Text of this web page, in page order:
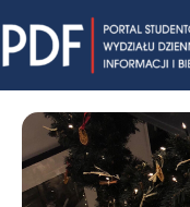
to
content